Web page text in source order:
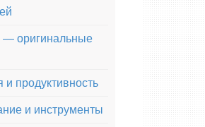
— оригинальные
и продуктивность
и инструменты